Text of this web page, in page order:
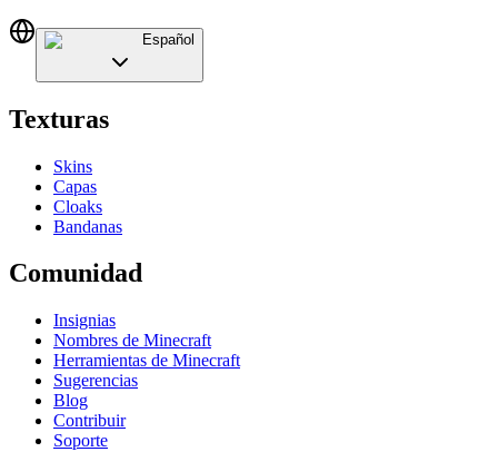
Español
Texturas
Skins
Capas
Cloaks
Bandanas
Comunidad
Insignias
Nombres de Minecraft
Herramientas de Minecraft
Sugerencias
Blog
Contribuir
Soporte